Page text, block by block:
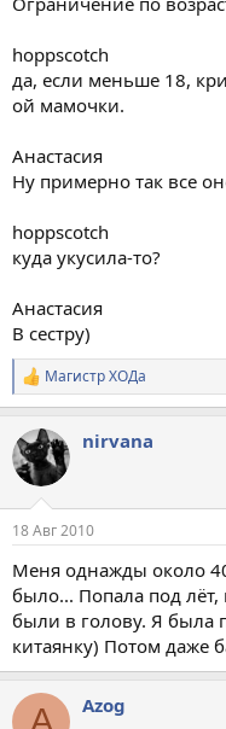
hoppscotch
да, если меньше 18,
ой мамочки.
Анастасия
Ну примерно так все
hoppscotch
куда укусила-то?
Анастасия
В сестру)
Р
е
к
ц
и
Магистр ХОДа
nirvana
18 Авг 2010
Меня однажды около
было... Попала под лёт,
были в голову. Я была
китаянку) Потом даже
A Azog